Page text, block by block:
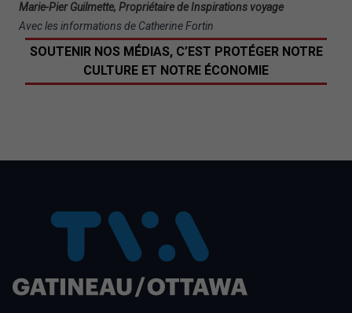
Marie-Pier Guilmette, Propriétaire de Inspirations voyage
Avec les informations de Catherine Fortin
SOUTENIR NOS MÉDIAS, C’EST PROTÉGER NOTRE
CULTURE ET NOTRE ÉCONOMIE